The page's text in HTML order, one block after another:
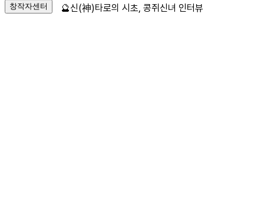
창작자센터 🔮신(神)타로의 시초, 콩쥐신녀 인터뷰